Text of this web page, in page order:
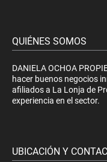
QUIÉNES SOMOS
DANIELA OCHOA
hacer buenos negocios
afiliados a La Lonja de
experiencia en el sector.
UBICACIÓN Y